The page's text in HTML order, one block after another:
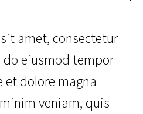
amet, consectetur
eiusmod tempor
dolore magna
veniam, quis